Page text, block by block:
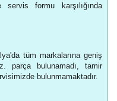
formu karşılığında
tüm markalarına geniş
parça bulunamadı, tamir
bulunmamaktadır.